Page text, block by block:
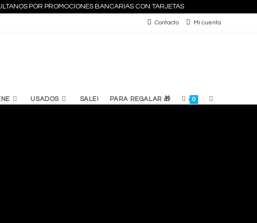
POR PROMOCIONES BANCARIAS CON TARJETAS
Contacto Mi cuenta
USADOS SALE! PARA REGALAR 🎁 0 ALTERNAR